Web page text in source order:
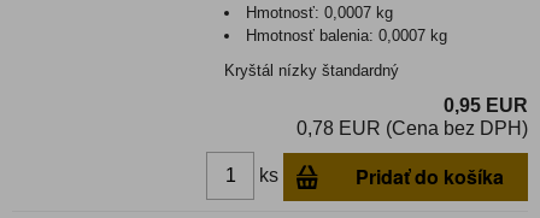
Hmotnosť:0,0007 kg
Hmotnosť balenia:0,0007 kg
Kryštál nízky štandardný
0,95 EUR
0,78 EUR (Cena bez DPH)
ks Pridať do košíka